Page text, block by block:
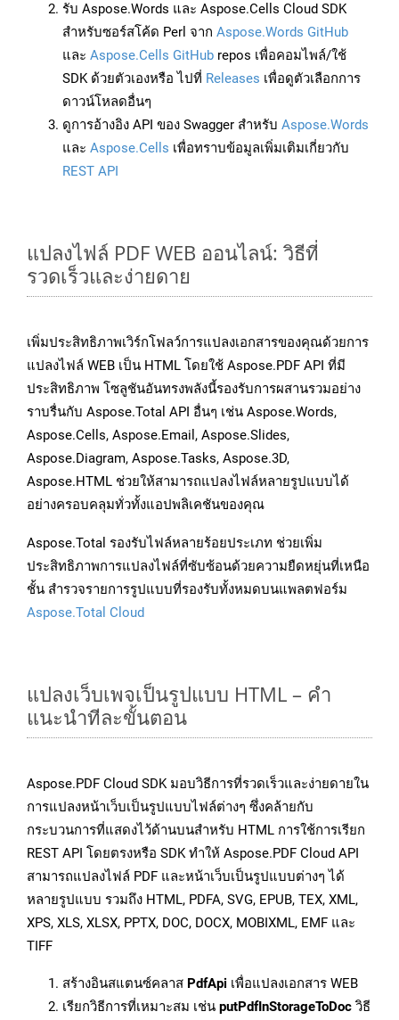
รับ Aspose.Words และ Aspose.Cells Cloud SDK
สำหรับซอร์สโค้ด Perl จาก Aspose.Words GitHub
และ Aspose.Cells GitHub repos เพื่อคอมไพล์/ใช้
SDK ด้วยตัวเองหรือ ไปที่ Releases เพื่อดูตัวเลือกการ
ดาวน์โหลดอื่นๆ
ดูการอ้างอิง API ของ Swagger สำหรับ Aspose.Words
และ Aspose.Cells เพื่อทราบข้อมูลเพิ่มเติมเกี่ยวกับ
REST API
แปลงไฟล์ PDF WEB ออนไลน์: วิธีที่
รวดเร็วและง่ายดาย
เพิ่มประสิทธิภาพเวิร์กโฟลว์การแปลงเอกสารของคุณด้วยการ
แปลงไฟล์ WEB เป็น HTML โดยใช้ Aspose.PDF API ที่มี
ประสิทธิภาพ โซลูชันอันทรงพลังนี้รองรับการผสานรวมอย่าง
ราบรื่นกับ Aspose.Total API อื่นๆ เช่น Aspose.Words,
Aspose.Cells, Aspose.Email, Aspose.Slides,
Aspose.Diagram, Aspose.Tasks, Aspose.3D,
Aspose.HTML ช่วยให้สามารถแปลงไฟล์หลายรูปแบบได้
อย่างครอบคลุมทั่วทั้งแอปพลิเคชันของคุณ
Aspose.Total รองรับไฟล์หลายร้อยประเภท ช่วยเพิ่ม
ประสิทธิภาพการแปลงไฟล์ที่ซับซ้อนด้วยความยืดหยุ่นที่เหนือ
ชั้น สำรวจรายการรูปแบบที่รองรับทั้งหมดบนแพลตฟอร์ม
Aspose.Total Cloud
แปลงเว็บเพจเป็นรูปแบบ HTML – คำ
แนะนำทีละขั้นตอน
Aspose.PDF Cloud SDK มอบวิธีการที่รวดเร็วและง่ายดายใน
การแปลงหน้าเว็บเป็นรูปแบบไฟล์ต่างๆ ซึ่งคล้ายกับ
กระบวนการที่แสดงไว้ด้านบนสำหรับ HTML การใช้การเรียก
REST API โดยตรงหรือ SDK ทำให้ Aspose.PDF Cloud API
สามารถแปลงไฟล์ PDF และหน้าเว็บเป็นรูปแบบต่างๆ ได้
หลายรูปแบบ รวมถึง HTML, PDFA, SVG, EPUB, TEX, XML,
XPS, XLS, XLSX, PPTX, DOC, DOCX, MOBIXML, EMF และ
TIFF
สร้างอินสแตนซ์คลาส PdfApi เพื่อแปลงเอกสาร WEB
เรียกวิธีการที่เหมาะสม เช่น putPdfInStorageToDoc วิธี